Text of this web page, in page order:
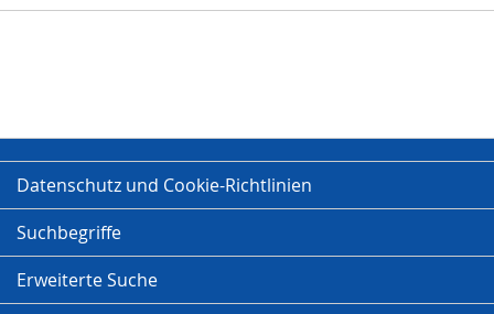
Datenschutz und Cookie-Richtlinien
Suchbegriffe
Erweiterte Suche